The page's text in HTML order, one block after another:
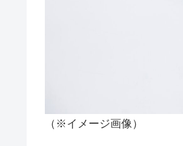
（※イメージ画像）